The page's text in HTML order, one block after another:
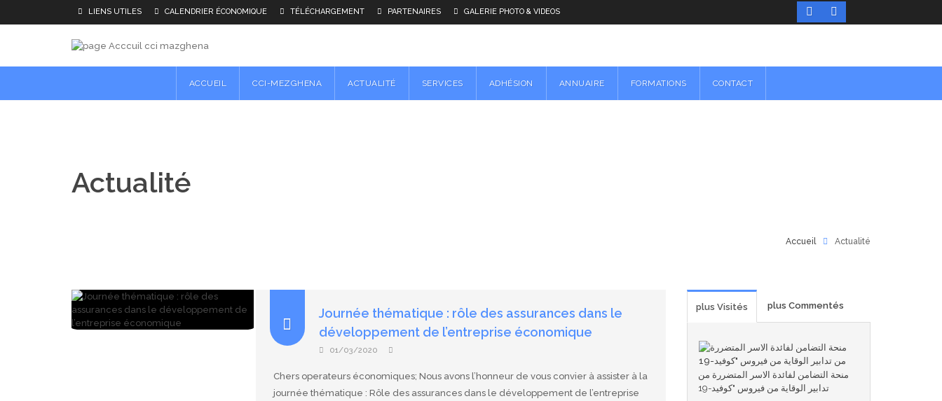
LIENS UTILES CALENDRIER ÉCONOMIQUE TÉLÉCHARGEMENT PARTENAIRES GALERIE PHOTO & VIDEOS
ACCUEIL CCI-MEZGHENA ACTUALITÉ SERVICES ADHÉSION ANNUAIRE FORMATIONS CONTACT
Actualité
Accueil Actualité
Journée thématique : rôle des assurances dans le
développement de l’entreprise économique
01/03/2020
Chers operateurs économiques; Nous avons l’honneur de vous convier à assister à la
journée thématique : Rôle des assurances dans le développement de l’entreprise
plus Visités plus Commentés
منحة التضامن لفائدة الاسر المتضررة من
تدابير الوقاية من فيروس "كوفيد-19